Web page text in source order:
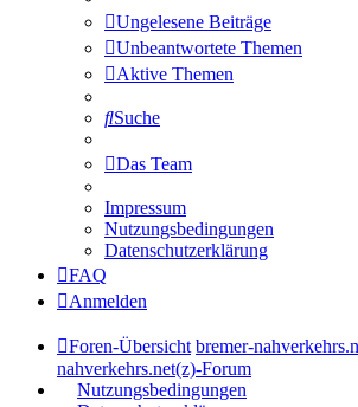
Ungelesene Beiträge
Unbeantwortete Themen
Aktive Themen
Suche
Das Team
Impressum
Nutzungsbedingungen
Datenschutzerklärung
FAQ
Anmelden
Foren-Übersicht bremer-
nahverkehrs.net(z)-Forum
Nutzungsbedingungen